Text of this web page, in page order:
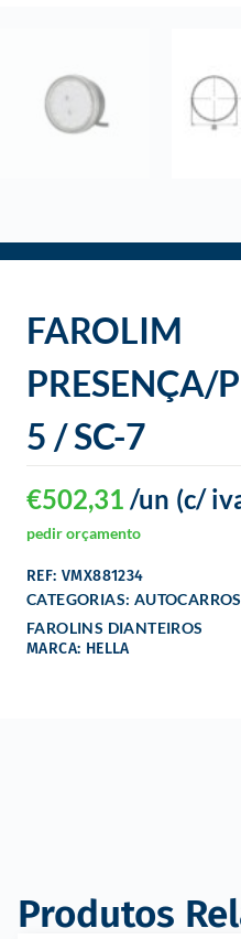
FAROLIM
PRESENÇA/
5 / SC-7
€502,31 (c/
/un
pedir orçamento
REF: VMX881234
CATEGORIAS: AUTOCARROS
FAROLINS DIANTEIROS
MARCA: HELLA
Produtos